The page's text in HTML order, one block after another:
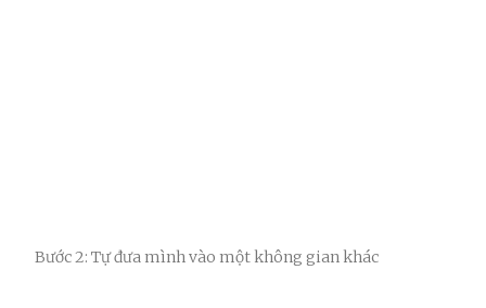
Bước 2: Tự đưa mình vào một không gian khác